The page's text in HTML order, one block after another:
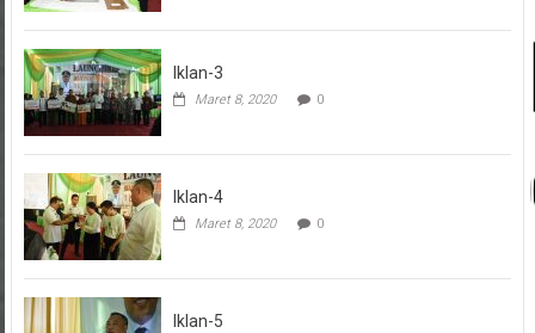
Iklan-3
Maret 8, 2020 0
Iklan-4
Maret 8, 2020 0
Iklan-5